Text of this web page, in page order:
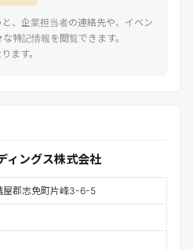
、企業担当者の連絡先や、イベン
特記情報を閲覧できます。
ます。
ィングス株式会社
屋郡志免町片峰3-6-5